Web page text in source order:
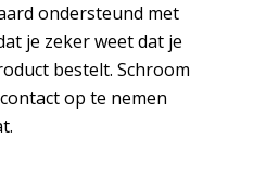
ondersteund met
je zeker weet dat je
bestelt. Schroom
op te nemen